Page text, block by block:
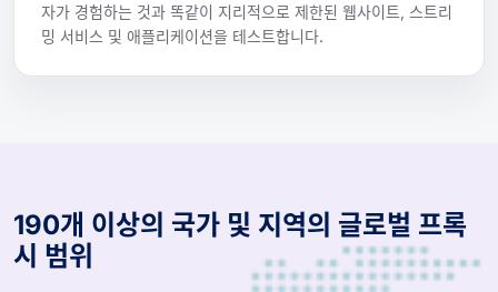
자가 경험하는 것과 똑같이 지리적으로 제한된 웹사이트, 스트리
밍 서비스 및 애플리케이션을 테스트합니다.
190개 이상의 국가 및 지역의 글로벌 프록
시 범위